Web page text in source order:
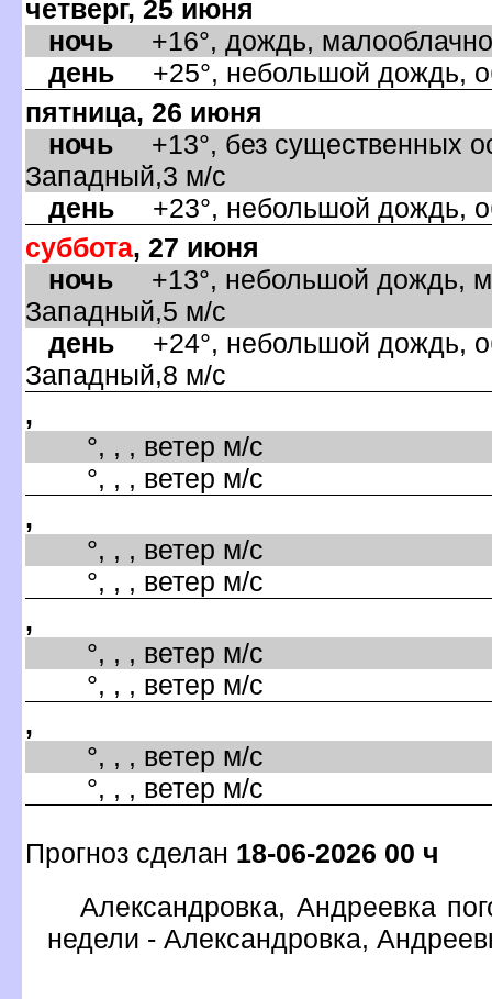
четверг, 25 июня
ночь +16°, дождь,
день +25°, небольшой дождь,
пятница, 26 июня
ночь +13°, без существенных
Западный,3 м/с
день +23°, небольшой дождь,
суббота, 27 июня
ночь +13°, небольшой дождь,
Западный,5 м/с
день +24°, небольшой дождь,
Западный,8 м/с
,
°, , , ветер м/с
°, , , ветер м/с
,
°, , , ветер м/с
°, , , ветер м/с
,
°, , , ветер м/с
°, , , ветер м/с
,
°, , , ветер м/с
°, , , ветер м/с
Прогноз сделан 18-06-2026 00 ч
Александровка, Андреевка
недели - Александровка,